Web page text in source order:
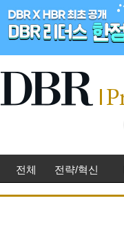
전체 전략/혁신